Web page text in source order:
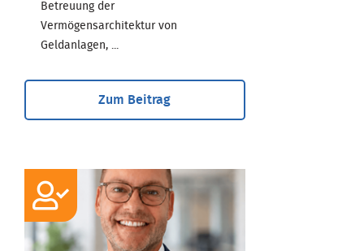
Betreuung der
Vermögensarchitektur von
Geldanlagen, ...
Zum Beitrag